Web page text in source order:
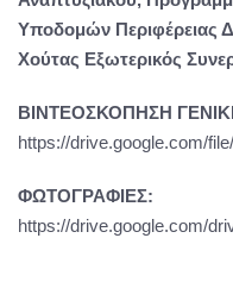
Υποδομών Περιφέρειας
Χούτας Εξωτερικός
ΒΙΝΤΕΟΣΚΟΠΗΣΗ
https://drive.google.com/
ΦΩΤΟΓΡΑΦΙΕΣ:
https://drive.google.com/